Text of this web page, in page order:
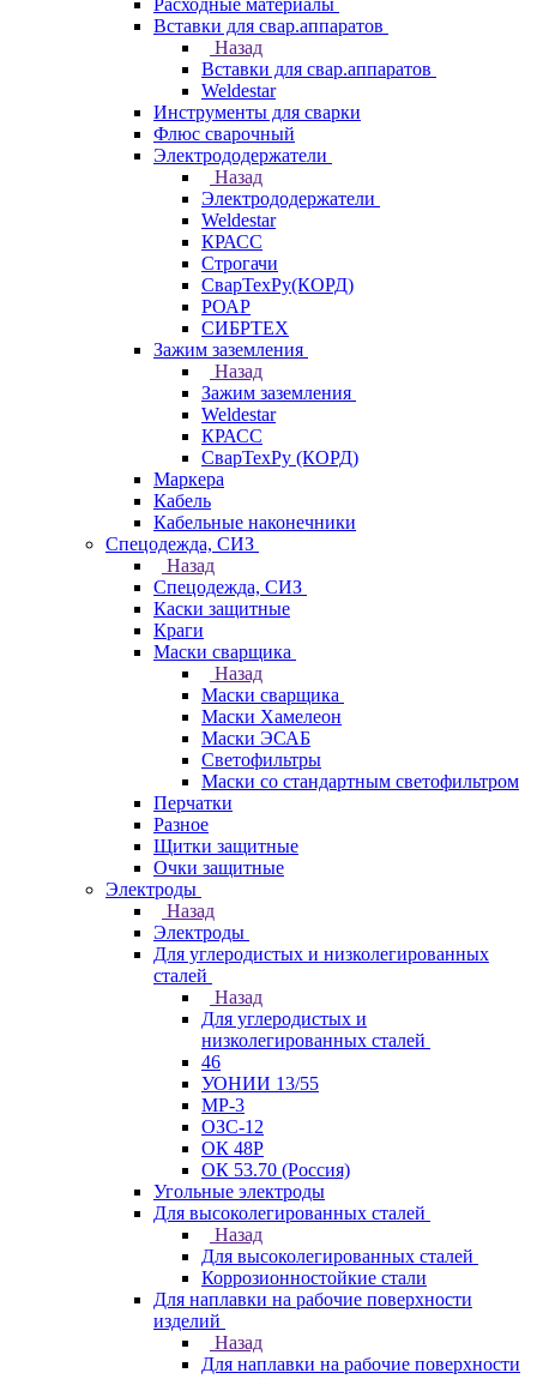
Расходные материалы
Вставки для свар.аппаратов
Назад
Вставки для свар.аппаратов
Weldestar
Инструменты для сварки
Флюс сварочный
Электрододержатели
Назад
Электрододержатели
Weldestar
КРАСС
Строгачи
СварТехРу(КОРД)
РОАР
СИБРТЕХ
Зажим заземления
Назад
Зажим заземления
Weldestar
КРАСС
СварТехРу (КОРД)
Маркера
Кабель
Кабельные наконечники
Спецодежда, СИЗ
Назад
Спецодежда, СИЗ
Каски защитные
Краги
Маски сварщика
Назад
Маски сварщика
Маски Хамелеон
Маски ЭСАБ
Светофильтры
Маски со стандартным светофильтром
Перчатки
Разное
Щитки защитные
Очки защитные
Электроды
Назад
Электроды
Для углеродистых и низколегированных
сталей
Назад
Для углеродистых и
низколегированных сталей
46
УОНИИ 13/55
МР-3
ОЗС-12
ОК 48Р
ОК 53.70 (Россия)
Угольные электроды
Для высоколегированных сталей
Назад
Для высоколегированных сталей
Коррозионностойкие стали
Для наплавки на рабочие поверхности
изделий
Назад
Для наплавки на рабочие поверхности